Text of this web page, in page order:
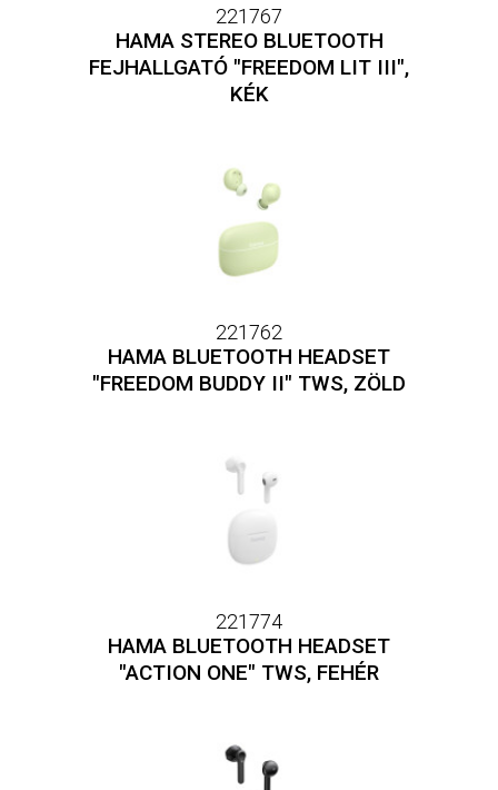
221767
HAMA STEREO BLUETOOTH
FEJHALLGATÓ "FREEDOM LIT III",
KÉK
221762
HAMA BLUETOOTH HEADSET
"FREEDOM BUDDY II" TWS, ZÖLD
221774
HAMA BLUETOOTH HEADSET
"ACTION ONE" TWS, FEHÉR